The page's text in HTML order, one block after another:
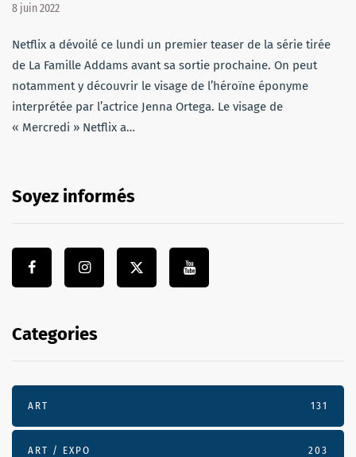
8 juin 2022
Netflix a dévoilé ce lundi un premier teaser de la série tirée
de La Famille Addams avant sa sortie prochaine. On peut
notamment y découvrir le visage de l’héroïne éponyme
interprétée par l’actrice Jenna Ortega. Le visage de
« Mercredi » Netflix a…
Soyez informés
Categories
ART 131
ART / EXPO 203